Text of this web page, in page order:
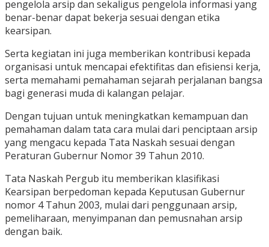
pengelola arsip dan sekaligus pengelola informasi yang
benar-benar dapat bekerja sesuai dengan etika
kearsipan.
Serta kegiatan ini juga memberikan kontribusi kepada
organisasi untuk mencapai efektifitas dan efisiensi kerja,
serta memahami pemahaman sejarah perjalanan bangsa
bagi generasi muda di kalangan pelajar.
Dengan tujuan untuk meningkatkan kemampuan dan
pemahaman dalam tata cara mulai dari penciptaan arsip
yang mengacu kepada Tata Naskah sesuai dengan
Peraturan Gubernur Nomor 39 Tahun 2010.
Tata Naskah Pergub itu memberikan klasifikasi
Kearsipan berpedoman kepada Keputusan Gubernur
nomor 4 Tahun 2003, mulai dari penggunaan arsip,
pemeliharaan, menyimpanan dan pemusnahan arsip
dengan baik.